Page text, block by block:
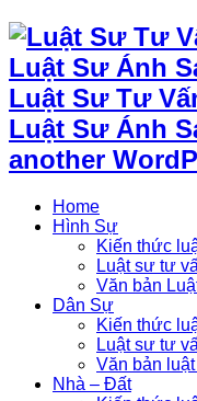
Luật Sư Tư
Luật Sư Ánh
another
Home
Hình Sự
Kiến thức
Luật sư tư
Văn bản
Dân Sự
Kiến thức
Luật sư tư
Văn bản
Nhà – Đất